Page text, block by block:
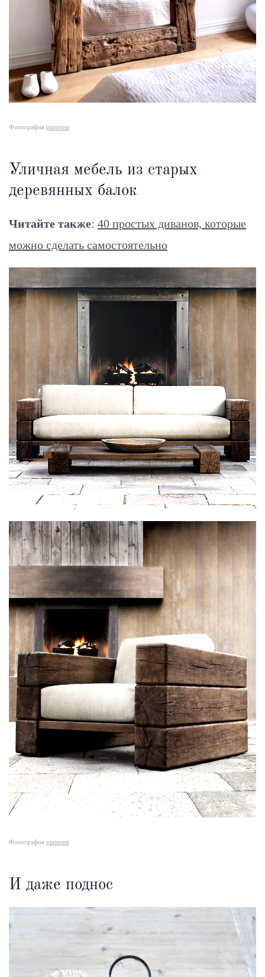
Фотография pinterest
Уличная мебель из старых
деревянных балок
Читайте также: 40 простых диванов, которые
можно сделать самостоятельно
Фотография pinterest
И даже поднос